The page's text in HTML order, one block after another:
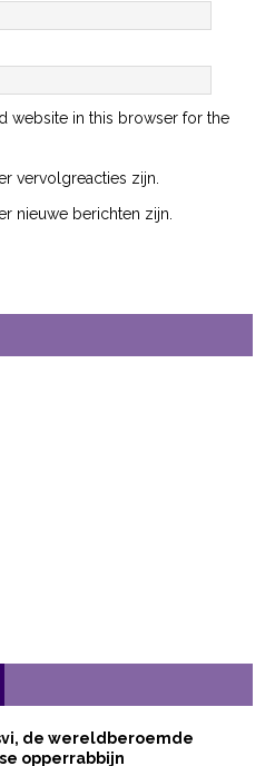
website in this browser for the
vervolgreacties zijn.
nieuwe berichten zijn.
de wereldberoemde
opperrabbijn